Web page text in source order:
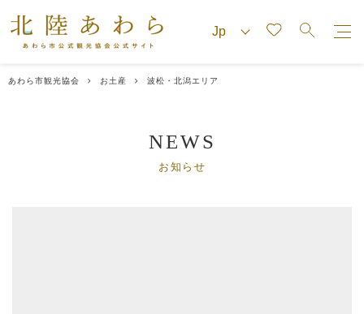
あわら市観光協会 お土産 波松・北潟エリア
NEWS
お知らせ